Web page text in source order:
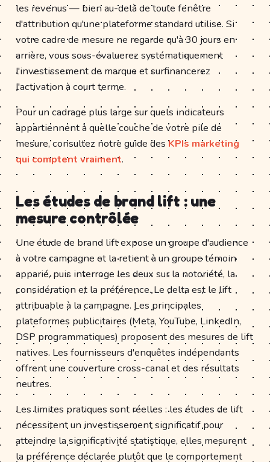
les revenus — bien au-delà de toute fenêtre
d'attribution qu'une plateforme standard utilise. Si
votre cadre de mesure ne regarde qu'à 30 jours en
arrière, vous sous-évaluerez systématiquement
l'investissement de marque et surfinancerez
l'activation à court terme.
Pour un cadrage plus large sur quels indicateurs
appartiennent à quelle couche de votre pile de
mesure, consultez notre guide des KPIs marketing
qui comptent vraiment.
Les études de brand lift : une
mesure contrôlée
Une étude de brand lift expose un groupe d'audience
à votre campagne et la retient à un groupe témoin
apparié, puis interroge les deux sur la notoriété, la
considération et la préférence. Le delta est le lift
attribuable à la campagne. Les principales
plateformes publicitaires (Meta, YouTube, LinkedIn,
DSP programmatiques) proposent des mesures de lift
natives. Les fournisseurs d'enquêtes indépendants
offrent une couverture cross-canal et des résultats
neutres.
Les limites pratiques sont réelles : les études de lift
nécessitent un investissement significatif pour
atteindre la significativité statistique, elles mesurent
la préférence déclarée plutôt que le comportement